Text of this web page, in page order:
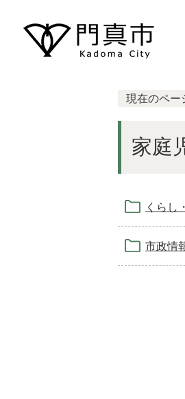
現在のペー
家庭
くらし
市政情